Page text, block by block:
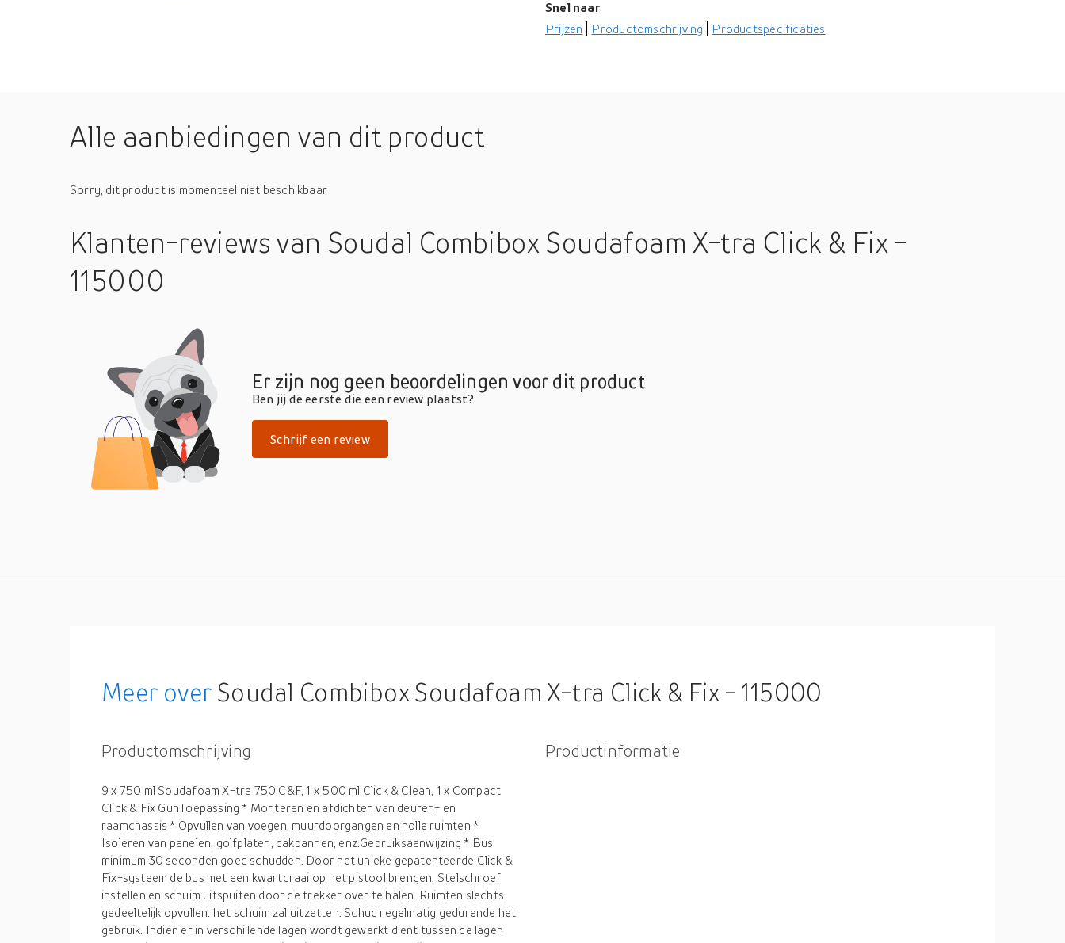
Snel naar
Prijzen
Productomschrijving Productspecificaties
Alle aanbiedingen van dit product
Sorry, dit product is momenteel niet beschikbaar
Klanten-reviewsvan Soudal Combibox Soudafoam X-tra Click & Fix -
115000
Er zijn nog geen beoordelingen voor dit product
Ben jij de eerste die een review plaatst?
Schrijf een review
Meer over Soudal Combibox Soudafoam X-tra Click & Fix - 115000
Productomschrijving
9 x 750 ml Soudafoam X-tra 750 C&F, 1 x 500 ml Click & Clean, 1 x Compact
Click & Fix GunToepassing * Monteren en afdichten van deuren- en
raamchassis * Opvullen van voegen, muurdoorgangen en holle ruimten *
Isoleren van panelen, golfplaten, dakpannen, enz.Gebruiksaanwijzing * Bus
minimum 30 seconden goed schudden. Door het unieke gepatenteerde Click &
Fix-systeem de bus met een kwartdraai op het pistool brengen. Stelschroef
instellen en schuim uitspuiten door de trekker over te halen. Ruimten slechts
gedeeltelijk opvullen: het schuim zal uitzetten. Schud regelmatig gedurende het
gebruik. Indien er in verschillende lagen wordt gewerkt dient tussen de lagen
Productinformatie